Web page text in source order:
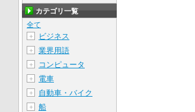
カテゴリ一覧
全て
＋
ビジネス
＋ 業界用語
＋ コンピュータ
＋ 電車
＋ 自動車・バイク
＋ 船